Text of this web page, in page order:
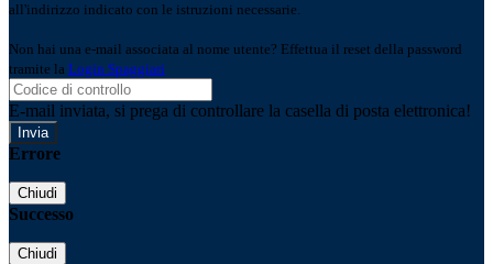
all'indirizzo indicato con le istruzioni necessarie.
Non hai una e-mail associata al nome utente? Effettua il reset della password
tramite la Login Spaggiari
E-mail inviata, si prega di controllare la casella di posta elettronica!
Errore
Chiudi
Successo
Chiudi